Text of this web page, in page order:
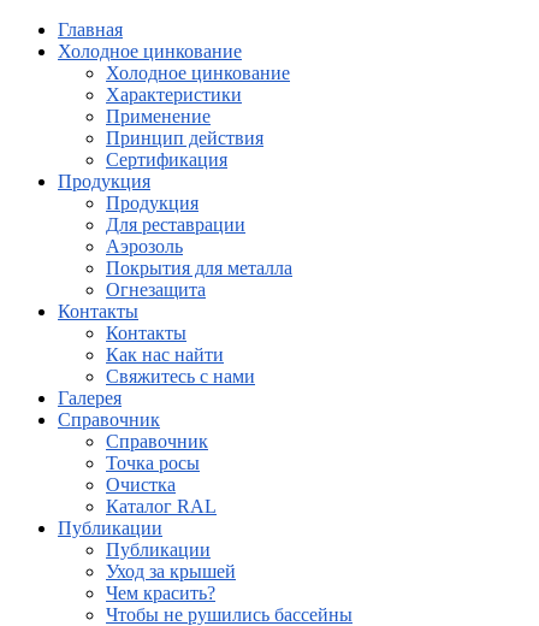
Главная
Холодное цинкование
Холодное цинкование
Характеристики
Применение
Принцип действия
Сертификация
Продукция
Продукция
Для реставрации
Аэрозоль
Покрытия для металла
Огнезащита
Контакты
Контакты
Как нас найти
Свяжитесь с нами
Галерея
Справочник
Справочник
Точка росы
Очистка
Каталог RAL
Публикации
Публикации
Уход за крышей
Чем красить?
Чтобы не рушились бассейны